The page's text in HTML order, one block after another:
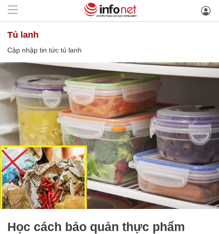
tủ lanh
Cập nhập tin tức tủ lanh
Học cách bảo quản thực phẩm